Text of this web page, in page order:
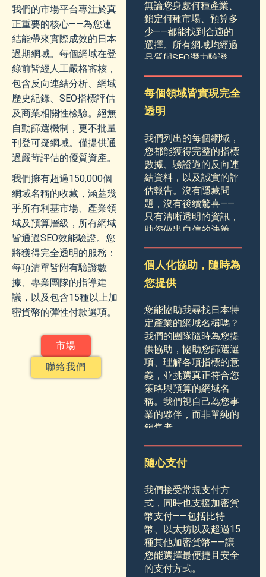
我們的市場平台專注於真
正重要的核心——為您連
結能帶來實際成效的日本
過期網域。每個網域在登
錄前皆經人工嚴格審核，
包含反向連結分析、網域
歷史紀錄、SEO指標評估
及商業相關性檢驗。絕無
自動篩選機制，更不批量
刊登可疑網域。僅提供通
過嚴苛評估的優質資產。
我們擁有超過150,000個
網域名稱的收藏，涵蓋幾
乎所有利基市場、產業領
域及預算層級，所有網域
皆通過SEO效能驗證。您
將獲得完全透明的服務：
每項清單皆附有驗證數
據、專業團隊的指導建
議，以及包含15種以上加
密貨幣的彈性付款選項。
市場
聯絡我們
無論您身處何種產業、
鎖定何種市場、預算多
少——都能找到合適的
選擇。所有網域均經過
品質與SEO潛力驗證。
每個領域皆實現完全
透明
我們列出的每個網域，
您都能獲得完整的指標
數據、驗證過的反向連
結資料，以及誠實的評
估報告。沒有隱藏問
題，沒有後續驚喜——
只有清晰透明的資訊，
助您做出自信的決策。
個人化協助，隨時為
您提供
您能協助我尋找日本特
定產業的網域名稱嗎？
我們的團隊隨時為您提
供協助，協助您篩選選
項、理解各項指標的意
義，並挑選真正符合您
策略與預算的網域名
稱。我們視自己為您事
業的夥伴，而非單純的
銷售者。
隨心支付
我們接受常規支付方
式，同時也支援加密貨
幣支付——包括比特
幣、以太坊以及超過15
種其他加密貨幣——讓
您能選擇最便捷且安全
的支付方式。